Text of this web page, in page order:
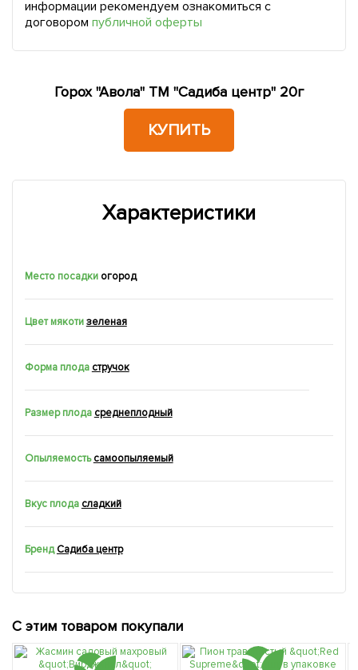
информации рекомендуем ознакомиться с
договором публичной оферты
Горох "Авола" ТМ "Садиба центр" 20г
КУПИТЬ
Характеристики
Место посадки огород
Цвет мякотизеленая
Форма плода стручок
Размер плода среднеплодный
Опыляемость самоопыляемый
Вкус плода сладкий
Бренд Садиба центр
С этим товаром покупали